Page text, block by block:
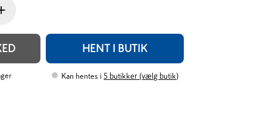
HENT I BUTIK
Kan hentes i 5 butikker (vælg butik)